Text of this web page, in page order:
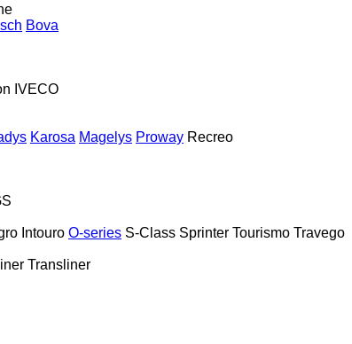
Bova
IVECO
Karosa Magelys Proway Recreo
Intouro O-series S-Class Sprinter Tourismo Travego
Transliner